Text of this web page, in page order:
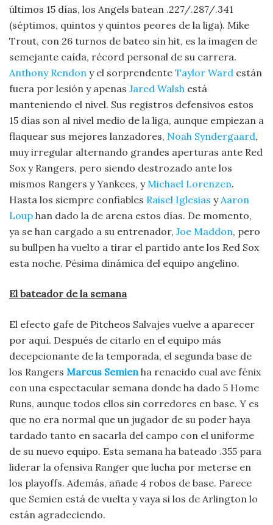
últimos 15 días, los Angels batean .227/.287/.341
(séptimos, quintos y quintos peores de la liga). Mike
Trout, con 26 turnos de bateo sin hit, es la imagen de
semejante caída, récord personal de su carrera.
Anthony Rendon y el sorprendente Taylor Ward están
fuera por lesión y apenas Jared Walsh está
manteniendo el nivel. Sus registros defensivos estos
15 días son al nivel medio de la liga, aunque empiezan a
flaquear sus mejores lanzadores, Noah Syndergaard,
muy irregular alternando grandes aperturas ante Red
Sox y Rangers, pero siendo destrozado ante los
mismos Rangers y Yankees, y Michael Lorenzen.
Hasta los siempre confiables Raisel Iglesias y Aaron
Loup han dado la de arena estos días. De momento,
ya se han cargado a su entrenador, Joe Maddon, pero
su bullpen ha vuelto a tirar el partido ante los Red Sox
esta noche. Pésima dinámica del equipo angelino.
El bateador de la semana
El efecto gafe de Pitcheos Salvajes vuelve a aparecer
por aquí. Después de citarlo en el equipo más
decepcionante de la temporada, el segunda base de
los Rangers Marcus Semien ha renacido cual ave fénix
con una espectacular semana donde ha dado 5 Home
Runs, aunque todos ellos sin corredores en base. Y es
que no era normal que un jugador de su poder haya
tardado tanto en sacarla del campo con el uniforme
de su nuevo equipo. Esta semana ha bateado .355 para
liderar la ofensiva Ranger que lucha por meterse en
los playoffs. Además, añade 4 robos de base. Parece
que Semien está de vuelta y vaya si los de Arlington lo
están agradeciendo.